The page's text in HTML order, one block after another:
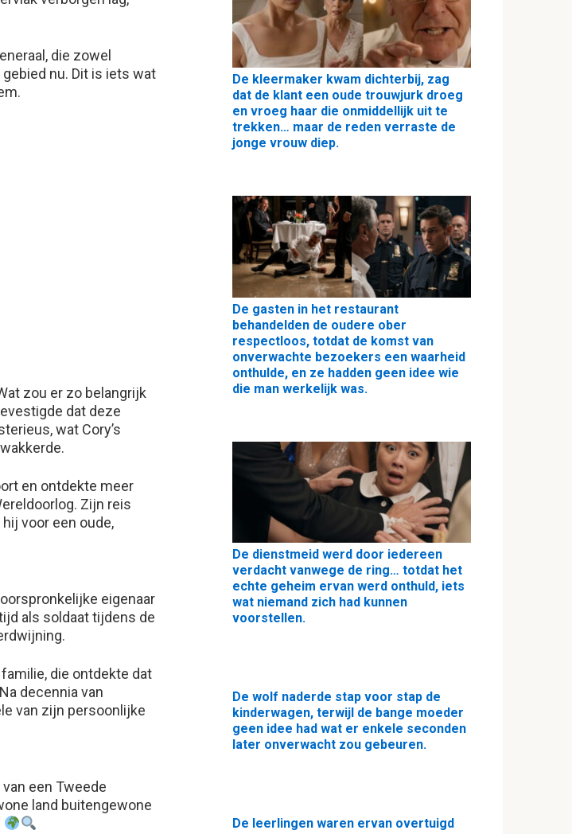
die zowel
nu. Dit is iets wat
zou er zo belangrijk
dat deze
wat Cory’s
en ontdekte meer
Zijn reis
voor een oude,
eigenaar
als soldaat tijdens de
die ontdekte dat
decennia van
van zijn persoonlijke
een Tweede
land buitengewone
De kleermaker kwam dichterbij, zag
dat de klant een oude trouwjurk droeg
en vroeg haar die onmiddellijk uit te
trekken… maar de reden verraste de
jonge vrouw diep.
De gasten in het restaurant
behandelden de oudere ober
respectloos, totdat de komst van
onverwachte bezoekers een waarheid
onthulde, en ze hadden geen idee wie
die man werkelijk was.
De dienstmeid werd door iedereen
verdacht vanwege de ring… totdat het
echte geheim ervan werd onthuld, iets
wat niemand zich had kunnen
voorstellen.
De wolf naderde stap voor stap de
kinderwagen, terwijl de bange moeder
geen idee had wat er enkele seconden
later onverwacht zou gebeuren.
De leerlingen waren ervan overtuigd